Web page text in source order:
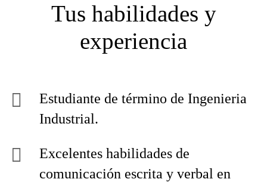
Tus habilidades y
experiencia
Estudiante de término de Ingenieria
Industrial.
Excelentes habilidades de
comunicación escrita y verbal en